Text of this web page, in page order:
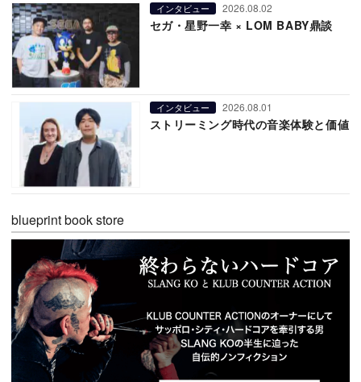
インタビュー 2026.08.02
セガ・星野一幸 × LOM BABY鼎談
インタビュー 2026.08.01
ストリーミング時代の音楽体験と価値
blueprint book store